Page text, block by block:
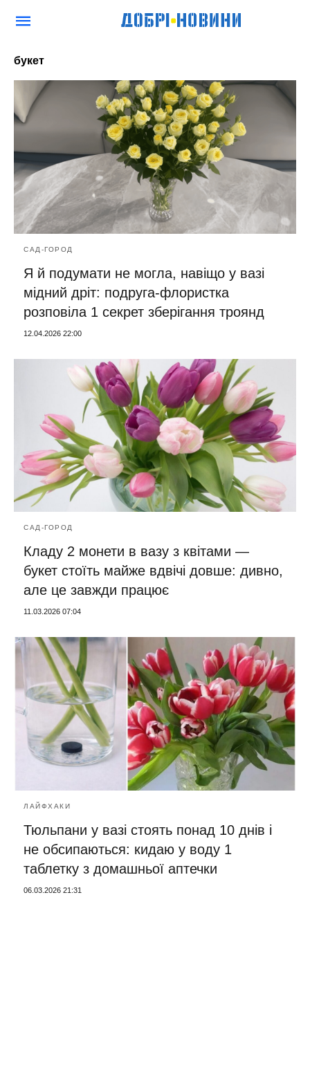
букет
САД-ГОРОД
Я й подумати не могла, навіщо у вазі
мідний дріт: подруга-флористка
розповіла 1 секрет зберігання троянд
12.04.2026 22:00
САД-ГОРОД
Кладу 2 монети в вазу з квітами —
букет стоїть майже вдвічі довше: дивно,
але це завжди працює
11.03.2026 07:04
ЛАЙФХАКИ
Тюльпани у вазі стоять понад 10 днів і
не обсипаються: кидаю у воду 1
таблетку з домашньої аптечки
06.03.2026 21:31